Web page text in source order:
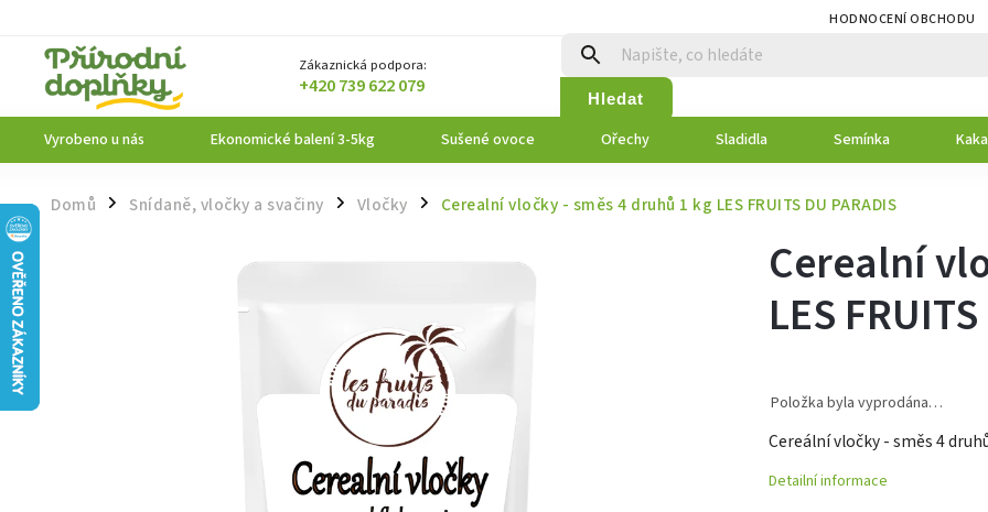
HODNOCENÍ OBCHODU
Zákaznická podpora:
+420 739 622 079 Hledat
Vyrobeno u nás Ekonomické balení 3-5kg Sušené ovoce Ořechy Sladidla Semínka
Domů / Snídaně, vločky a svačiny / Vločky / Cerealní vločky - směs 4 druhů 1 kg LES FRUITS DU PARADIS
Cerealní
LES
Položka byla vyprodána…
Cereální vločky - směs 4
Detailní informace